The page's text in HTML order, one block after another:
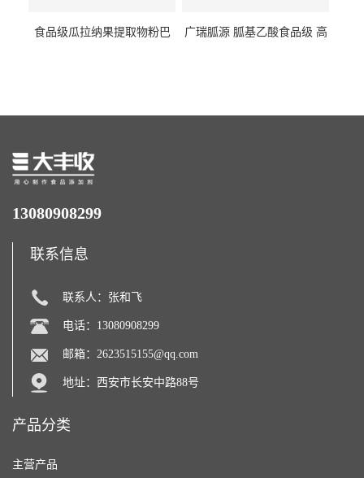
食品级瓜拉纳果提取物粉巴
广瑞胍源 胍基乙酸食品级 高
13080908299
联系信息
联系人：张和飞
电话：13080908299
邮箱： 2623515155@qq.com
地址：西安市长安中路88号
产品分类
主营产品